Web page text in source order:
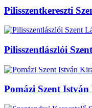
Pilisszentkereszti
Pilisszentlászlói
Pomázi Szent